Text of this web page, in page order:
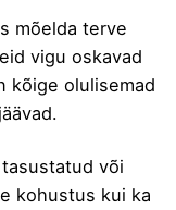
mõelda terve
vigu oskavad
kõige olulisemad
või
kohustus kui ka